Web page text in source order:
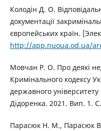
Колодін Д. О.
документації
європейських країн.
http://app.nuoua.od.ua/
Мовчан Р. О. Про деякі
Кримінального кодексу
державного
Дідоренка. 2021. Вип. 1.
Парасюк Н. М., Парасюк